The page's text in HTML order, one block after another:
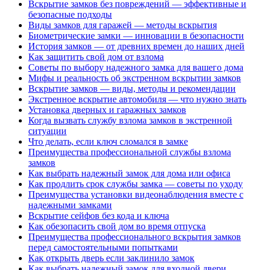
Вскрытие замков без повреждений — эффективные и
безопасные подходы
Виды замков для гаражей — методы вскрытия
Биометрические замки — инновации в безопасности
История замков — от древних времен до наших дней
Как защитить свой дом от взлома
Советы по выбору надежного замка для вашего дома
Мифы и реальность об экстренном вскрытии замков
Вскрытие замков — виды, методы и рекомендации
Экстренное вскрытие автомобиля — что нужно знать
Установка дверных и гаражных замков
Когда вызвать службу взлома замков в экстренной
ситуации
Что делать, если ключ сломался в замке
Преимущества профессиональной службы взлома
замков
Как выбрать надежный замок для дома или офиса
Как продлить срок службы замка — советы по уходу
Преимущества установки видеонаблюдения вместе с
надежными замками
Вскрытие сейфов без кода и ключа
Как обезопасить свой дом во время отпуска
Преимущества профессионального вскрытия замков
перед самостоятельными попытками
Как открыть дверь если заклинило замок